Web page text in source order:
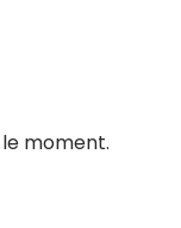
moment.